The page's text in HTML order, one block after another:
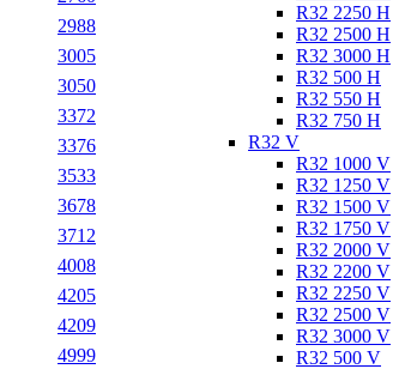
R32 2250 H
R32 2500 H
R32 3000 H
R32 500 H
R32 550 H
R32 750 H
R32 V
R32 1000 V
R32 1250 V
R32 1500 V
R32 1750 V
R32 2000 V
R32 2200 V
R32 2250 V
R32 2500 V
R32 3000 V
R32 500 V
2988
3005
3050
3372
3376
3533
3678
3712
4008
4205
4209
4999